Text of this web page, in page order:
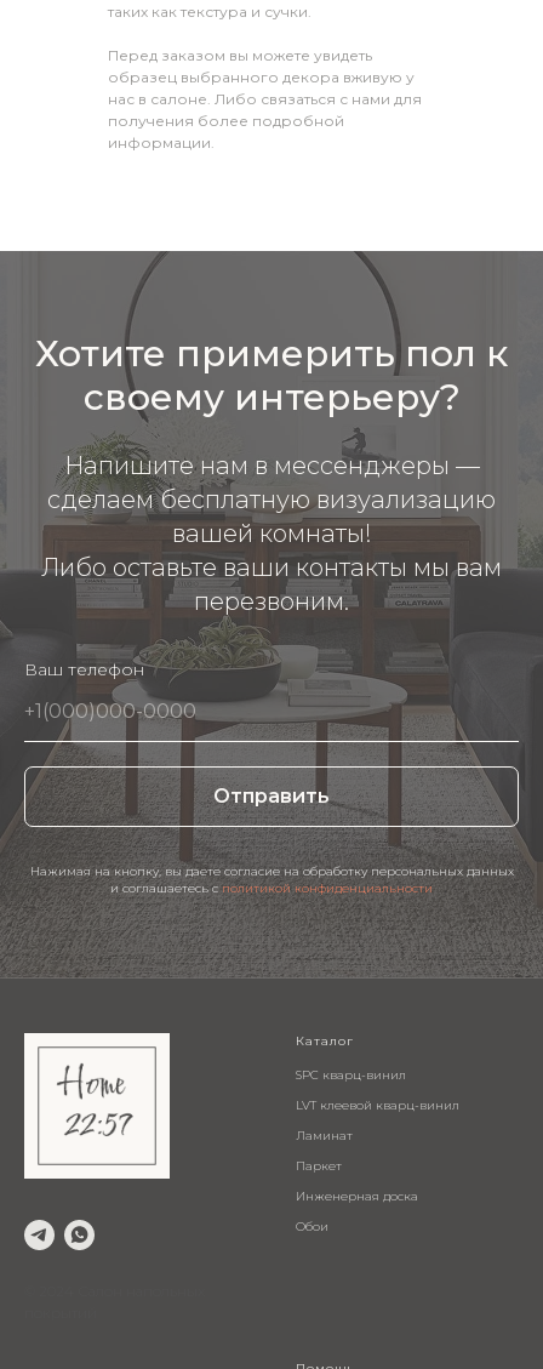
таких как текстура и сучки.
Перед заказом вы можете увидеть
образец выбранного декора вживую у
нас в салоне. Либо связаться с нами для
получения более подробной
информации.
Хотите примерить пол к
своему интерьеру?
Напишите нам в мессенджеры —
сделаем бесплатную визуализацию
вашей комнаты!
Либо оставьте ваши контакты мы вам
перезвоним.
Ваш телефон
Отправить
Нажимая на кнопку, вы даете согласие на обработку персональных данных
и соглашаетесь c политикой конфиденциальности
Каталог
SPC кварц-винил
LVT клеевой кварц-винил
Ламинат
Паркет
Инженерная доска
Обои